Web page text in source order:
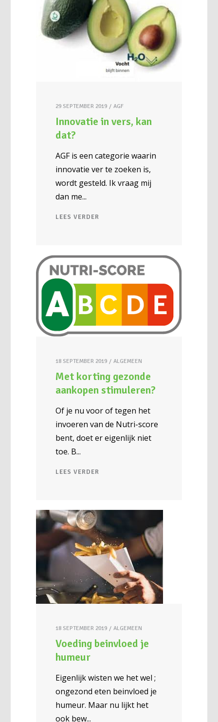
29 SEPTEMBER 2019 AGF
Innovatie in vers, kan
dat?
AGF is een categorie waarin
innovatie ver te zoeken is,
wordt gesteld. Ik vraag mij
dan me
LEES VERDER
18 SEPTEMBER 2019 ALGEMEEN
Met korting gezonde
aankopen stimuleren?
Of je nu voor of tegen het
invoeren van de Nutri-score
bent, doet er eigenlijk niet
toe. B
LEES VERDER
18 SEPTEMBER 2019 ALGEMEEN
Voeding beinvloed je
humeur
Eigenlijk wisten we het wel ;
ongezond eten beinvloed je
humeur. Maar nu lijkt het
ook bew